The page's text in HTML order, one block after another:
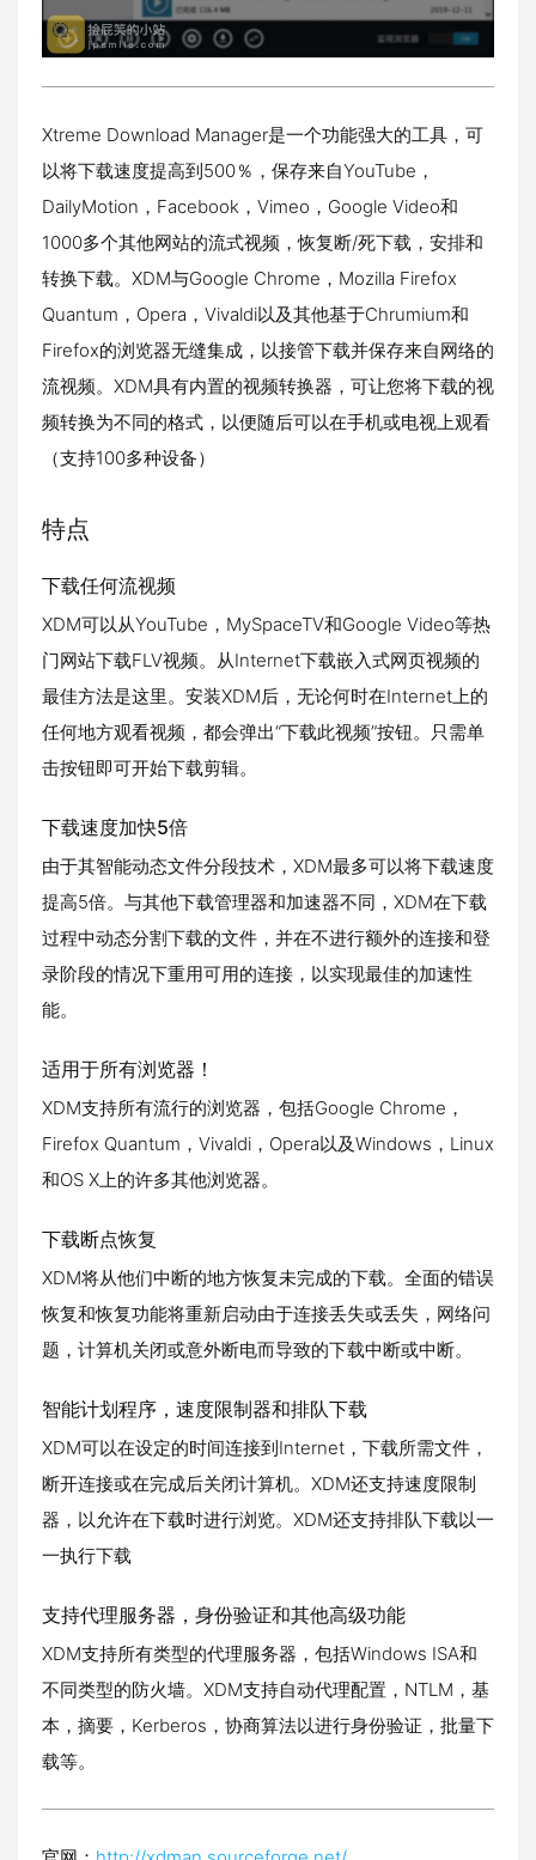
Xtreme Download Manager是一个功能强大的工具，可
以将下载速度提高到500％，保存来自YouTube，
DailyMotion，Facebook，Vimeo，Google Video和
1000多个其他网站的流式视频，恢复断/死下载，安排和
转换下载。XDM与Google Chrome，Mozilla Firefox
Quantum，Opera，Vivaldi以及其他基于Chrumium和
Firefox的浏览器无缝集成，以接管下载并保存来自网络的
流视频。XDM具有内置的视频转换器，可让您将下载的视
频转换为不同的格式，以便随后可以在手机或电视上观看
（支持100多种设备）
特点
下载任何流视频
XDM可以从YouTube，MySpaceTV和Google Video等热
门网站下载FLV视频。从Internet下载嵌入式网页视频的
最佳方法是这里。安装XDM后，无论何时在Internet上的
任何地方观看视频，都会弹出“下载此视频”按钮。只需单
击按钮即可开始下载剪辑。
下载速度加快5倍
由于其智能动态文件分段技术，XDM最多可以将下载速度
提高5倍。与其他下载管理器和加速器不同，XDM在下载
过程中动态分割下载的文件，并在不进行额外的连接和登
录阶段的情况下重用可用的连接，以实现最佳的加速性
能。
适用于所有浏览器！
XDM支持所有流行的浏览器，包括Google Chrome，
Firefox Quantum，Vivaldi，Opera以及Windows，Linux
和OS X上的许多其他浏览器。
下载断点恢复
XDM将从他们中断的地方恢复未完成的下载。全面的错误
恢复和恢复功能将重新启动由于连接丢失或丢失，网络问
题，计算机关闭或意外断电而导致的下载中断或中断。
智能计划程序，速度限制器和排队下载
XDM可以在设定的时间连接到Internet，下载所需文件，
断开连接或在完成后关闭计算机。XDM还支持速度限制
器，以允许在下载时进行浏览。XDM还支持排队下载以一
一执行下载
支持代理服务器，身份验证和其他高级功能
XDM支持所有类型的代理服务器，包括Windows ISA和
不同类型的防火墙。XDM支持自动代理配置，NTLM，基
本，摘要，Kerberos，协商算法以进行身份​​验证，批量下
载等。